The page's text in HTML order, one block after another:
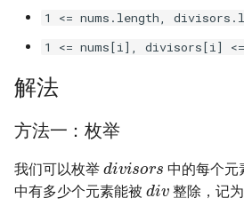
32.3. 从上到下打印二叉树 III
33. 二叉搜索树的后序遍历序
列
34. 二叉树中和为某一值的路
径
35. 复杂链表的复制
29. 排序的循环链表
是 O(1) 的容器
31. 最近最少使用缓存
32. 有效的变位词
4.10. 检查子树
4.12. 求和路径
5.1. 插入
5.2. 二进制数转字符串
5.3. 翻转数位
1 <= nums.length,
1 <= nums[i], divisors[i]
解法
方法一：枚举
我们可以枚举
s
中的每个
中有多少个元素能被
div
整除，记为